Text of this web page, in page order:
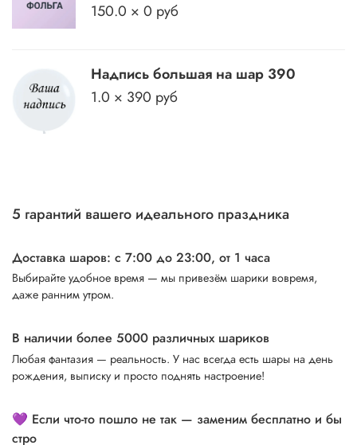
150.0 × 0 руб
Надпись большая на шар 390
1.0 × 390 руб
5 гарантий вашего идеального праздника
Доставка шаров: с 7:00 до 23:00, от 1 часа
Выбирайте удобное время — мы привезём шарики вовремя,
даже ранним утром.
В наличии более 5000 различных шариков
Любая фантазия — реальность. У нас всегда есть шары на день
рождения, выписку и просто поднять настроение!
💜 Если что-то пошло не так — заменим бесплатно и бы
стро